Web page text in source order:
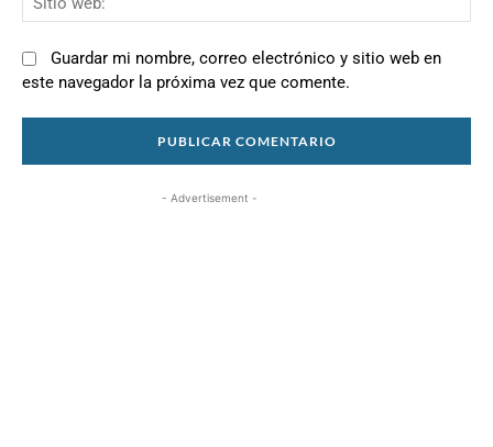
Guardar mi nombre, correo electrónico y sitio web en
este navegador la próxima vez que comente.
- Advertisement -